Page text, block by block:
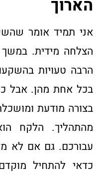
הארוך
אני תמיד אומר
הצלחה מידית.
הרבה טעויות
בכל אחת מהן. אבל
בצורה מודעת
מהתהליך. הלקח
עבורכם. גם אם לא
כדאי להתחיל